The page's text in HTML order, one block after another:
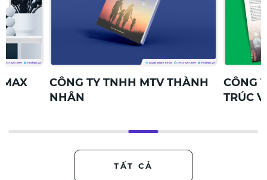
CÔNG TY TNHH MTV THÀNH
CÔNG TY
TRÚC VÀ XD
TẤT CẢ